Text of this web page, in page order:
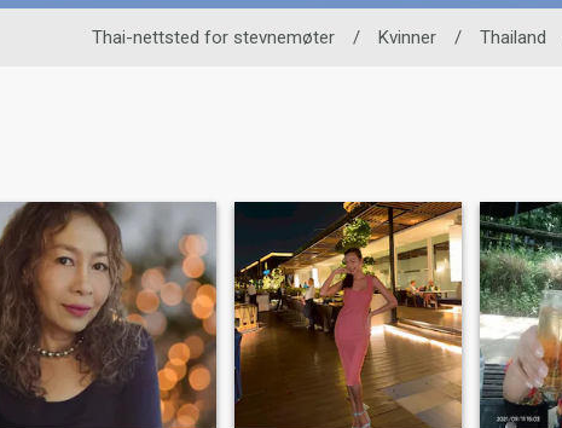
Thai-nettsted for stevnemøter / Kvinner / Thailand